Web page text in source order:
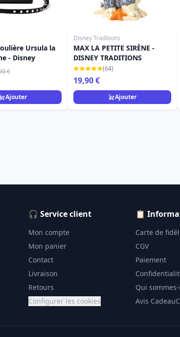
Ursula la
- Disney
€
Ajouter
Disney Traditions
MAX LA PETITE SIRÈNE -
DISNEY TRADITIONS
(64)
19,90 €
Ajouter
🎧 Service client
Mon compte
Mon panier
Contact
Livraison
Retours
Configurer les cookies
📋
Carte de
CGV
Paiement
Qui
Avis